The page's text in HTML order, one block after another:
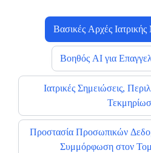
Βασικές Αρχές
Βοηθός AI για
Ιατρικές Σημειώσεις,
Προστασία Προσωπικών
Συμμόρφωση στον